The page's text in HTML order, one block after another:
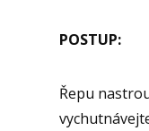
POSTUP:
Řepu